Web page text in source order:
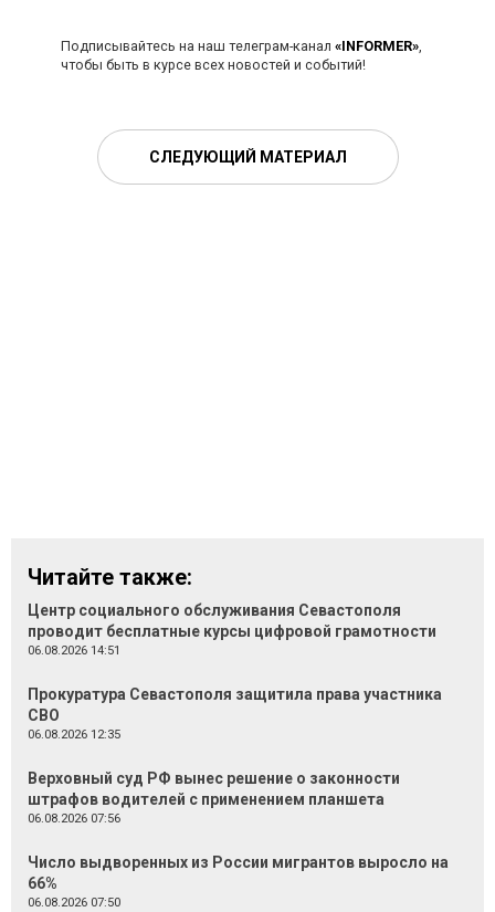
Подписывайтесь на наш телеграм-канал «INFORMER»,
чтобы быть в курсе всех новостей и событий!
СЛЕДУЮЩИЙ МАТЕРИАЛ
Читайте также:
Центр социального обслуживания Севастополя
проводит бесплатные курсы цифровой грамотности
06.08.2026 14:51
Прокуратура Севастополя защитила права участника
СВО
06.08.2026 12:35
Верховный суд РФ вынес решение о законности
штрафов водителей с применением планшета
06.08.2026 07:56
Число выдворенных из России мигрантов выросло на
66%
06.08.2026 07:50